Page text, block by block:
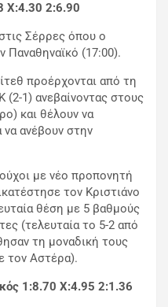
X:4.30 2:6.90
Σέρρες όπου ο
Παναθηναϊκό (17:00).
προέρχονται από τη
1) ανεβαίνοντας στους
και θέλουν να
να ανέβουν στην
με νέο προπονητή
τον Κριστιάνο
θέση με 5 βαθμούς
(τελευταία το 5-2 από
τη μοναδική τους
τον Αστέρα).
1:8.70 X:4.95 2:1.36